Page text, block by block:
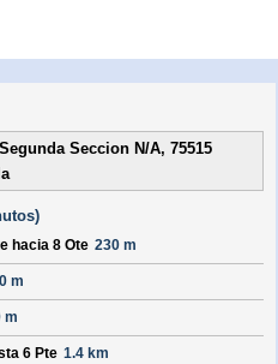
Seccion N/A, 75515
hacia 8 Ote 230 m
m
m
6 Pte 1.4 km